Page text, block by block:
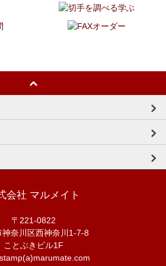
会社 マルメイト
〒221-0822
神奈川区西神奈川1-7-8
ことぶきビル1F